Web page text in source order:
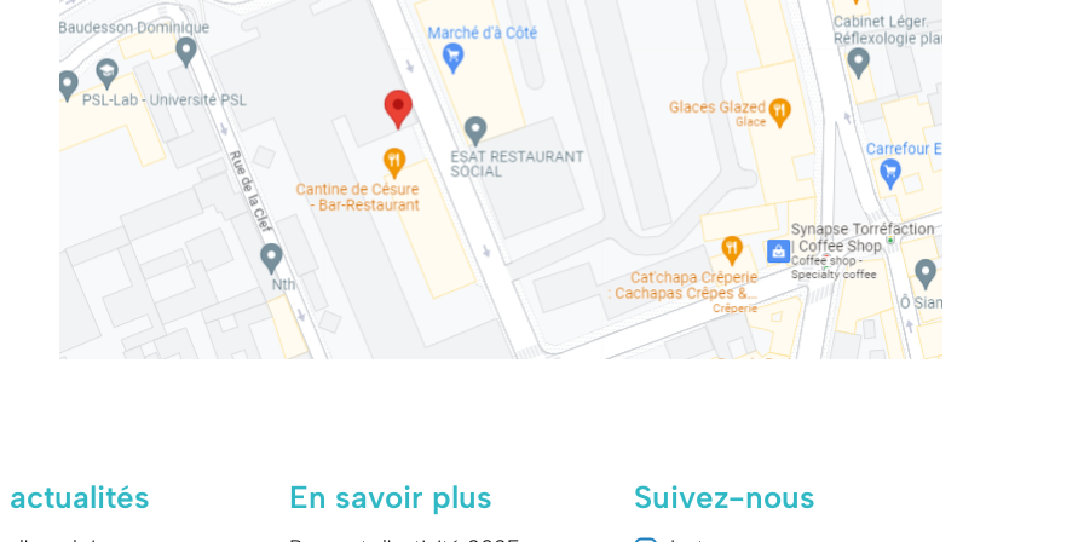
actualités En savoir plus Suivez-nous